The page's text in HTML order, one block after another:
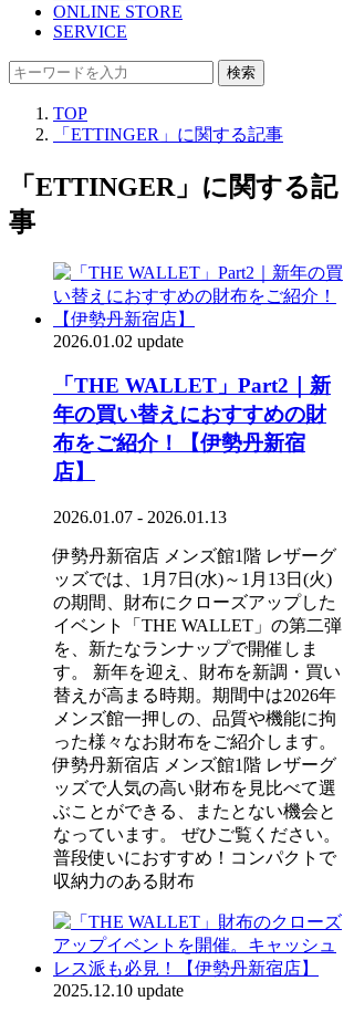
ONLINE STORE
SERVICE
検索
TOP
「ETTINGER」に関する記事
「ETTINGER」に関する記
事
2026.01.02 update
「THE WALLET」Part2｜新
年の買い替えにおすすめの財
布をご紹介！【伊勢丹新宿
店】
2026.01.07 - 2026.01.13
伊勢丹新宿店 メンズ館1階 レザーグ
ッズでは、1月7日(水)～1月13日(火)
の期間、財布にクローズアップした
イベント「THE WALLET」の第二弾
を、新たなランナップで開催しま
す。 新年を迎え、財布を新調・買い
替えが高まる時期。期間中は2026年
メンズ館一押しの、品質や機能に拘
った様々なお財布をご紹介します。
伊勢丹新宿店 メンズ館1階 レザーグ
ッズで人気の高い財布を見比べて選
ぶことができる、またとない機会と
なっています。 ぜひご覧ください。
普段使いにおすすめ！コンパクトで
収納力のある財布
2025.12.10 update